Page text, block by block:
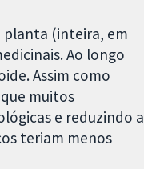
planta (inteira, em
Ao longo
Assim como
muitos
e reduzindo a
teriam menos